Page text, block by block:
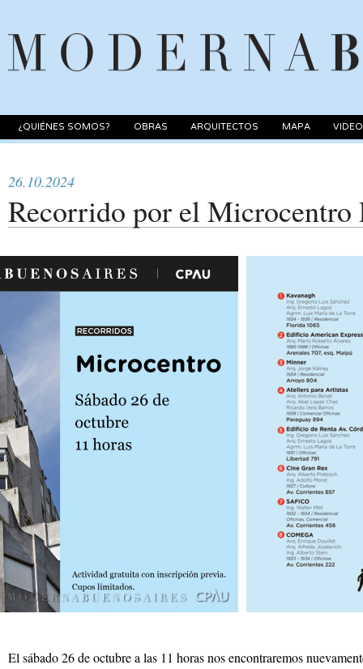
¿QUIÉNES SOMOS? OBRAS ARQUITECTOS MAPA
26.10.2024
Recorrido por el Microcentro
El sábado 26 de octubre a las 11 horas nos encontraremos